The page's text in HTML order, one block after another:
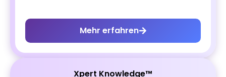
Mehr erfahren
Xpert Knowledge™